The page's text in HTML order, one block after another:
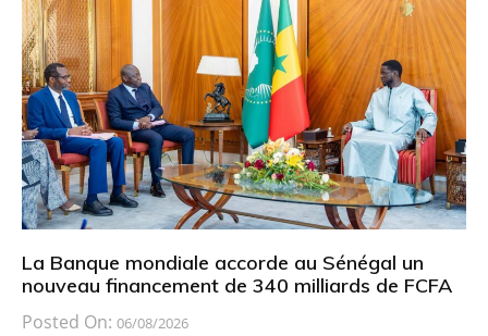
La Banque mondiale accorde au Sénégal un
nouveau financement de 340 milliards de FCFA
Posted On: 06/08/2026